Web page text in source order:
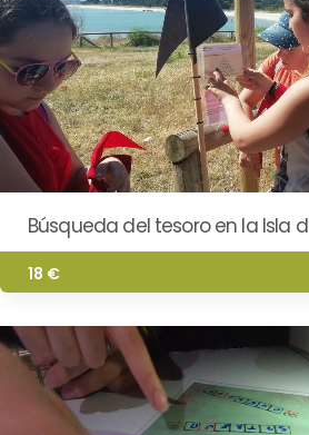
Búsqueda del tesoro en la Isla
18 €